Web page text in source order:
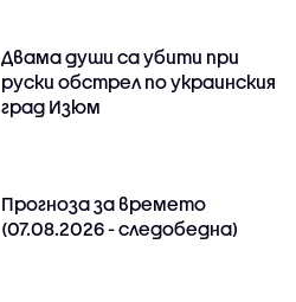
Двама души са убити при
руски обстрeл по украинския
град Изюм
Прогноза за времето
(07.08.2026 - следобедна)